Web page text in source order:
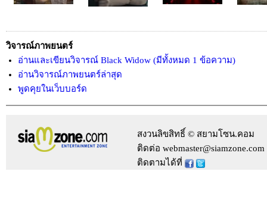
วิจารณ์ภาพยนตร์
อ่านและเขียนวิจารณ์ Black Widow (มีทั้งหมด 1 ข้อความ)
อ่านวิจารณ์ภาพยนตร์ล่าสุด
พูดคุยในเว็บบอร์ด
สงวนลิขสิทธิ์ © สยามโซน.คอม
ติดต่อ webmaster@siamzone.com
ติดตามได้ที่